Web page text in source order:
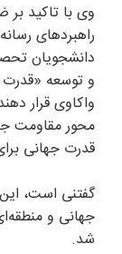
وی با تاکید
راهبردهای
دانشجویان
و توسعه
واکاوی قرار
محور مقاومت
قدرت جهانی
گفتنی است،
جهانی و
شد.